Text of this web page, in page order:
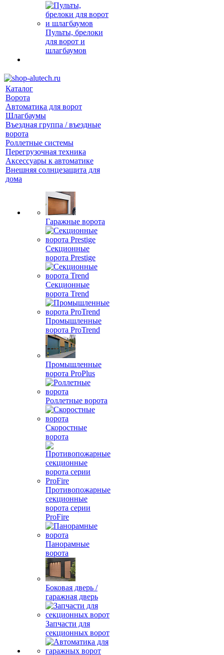
Пульты, брелоки
для ворот и
шлагбаумов
Каталог
Ворота
Автоматика для ворот
Шлагбаумы
Въездная группа / въездные
ворота
Роллетные системы
Перегрузочная техника
Аксессуары к автоматике
Внешняя солнцезащита для
дома
Гаражные ворота
Секционные
ворота Prestige
Секционные
ворота Trend
Промышленные
ворота ProTrend
Промышленные
ворота ProPlus
Роллетные ворота
Скоростные
ворота
Противопожарные
секционные
ворота серии
ProFire
Панорамные
ворота
Боковая дверь /
гаражная дверь
Запчасти для
секционных ворот